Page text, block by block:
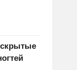
скрытые